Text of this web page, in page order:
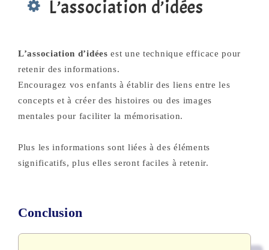
L’association d’idées
L’association d’idées est une technique efficace pour
retenir des informations.
Encouragez vos enfants à établir des liens entre les
concepts et à créer des histoires ou des images
mentales pour faciliter la mémorisation.
Plus les informations sont liées à des éléments
significatifs, plus elles seront faciles à retenir.
Conclusion